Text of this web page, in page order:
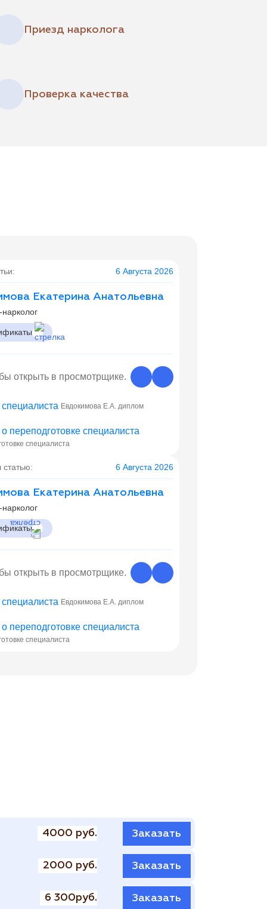
Приезд нарколога
Проверка качества
6 Августа 2026
Екатерина Анатольевна
открыть в просмотрщике.
Евдокимова Е.А. диплом
специалиста
6 Августа 2026
Екатерина Анатольевна
открыть в просмотрщике.
Евдокимова Е.А. диплом
специалиста
4000 руб. Заказать
2000 руб. Заказать
6 300руб. Заказать